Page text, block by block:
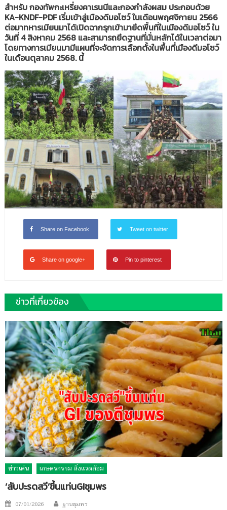
สำหรับ กองทัพกะเหรี่ยงคาเรนนีและกองกำลังผสม ประกอบด้วย
KA-KNDF-PDF เริ่มเข้าสู่เมืองดีมอโซว์ ในเดือนพฤศจิกายน 2566
ต่อมาทหารเมียนมาได้เปิดฉากรุกเข้ามายึดพื้นที่ในเมืองดีมอโซว์ ใน
วันที่ 4 สิงหาคม 2568 และสามารถยึดฐานที่มั่นหลักได้ในเวลาต่อมา
โดยทางการเมียนมามีแผนที่จะจัดการเลือกตั้งในพื้นที่เมืองดีมอโซว์
ในเดือนตุลาคม 2568. นี้
Share on Facebook Tweet on twitter
Share on google+ Pin to pinterest
ข่าวที่เกี่ยวข้อง
ข่าวเด่น เกษตรกรรม สิ่งแวดล้อม
‘สับปะรดสวี’ขึ้นแท่นGIชุมพร
Posted
07/01/2026 Author
ฐานชุมพร